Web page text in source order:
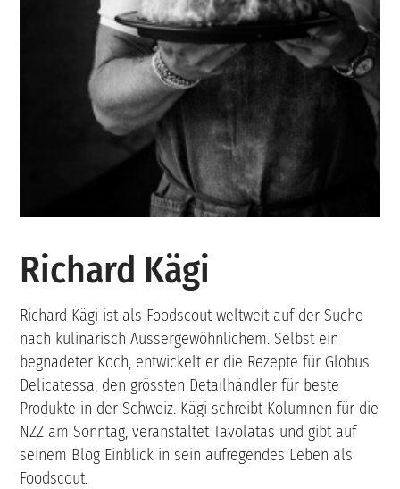
Richard Kägi
Richard Kägi ist als Foodscout weltweit auf der Suche
nach kulinarisch Aussergewöhnlichem. Selbst ein
begnadeter Koch, entwickelt er die Rezepte für Globus
Delicatessa, den grössten Detailhändler für beste
Produkte in der Schweiz. Kägi schreibt Kolumnen für die
NZZ am Sonntag, veranstaltet Tavolatas und gibt auf
seinem Blog Einblick in sein aufregendes Leben als
Foodscout.